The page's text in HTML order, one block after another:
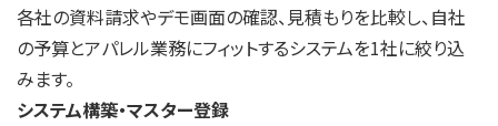
各社の資料請求やデモ画面の確認、見積もりを比較し、自社
の予算とアパレル業務にフィットするシステムを1社に絞り込
みます。
システム構築・マスター登録